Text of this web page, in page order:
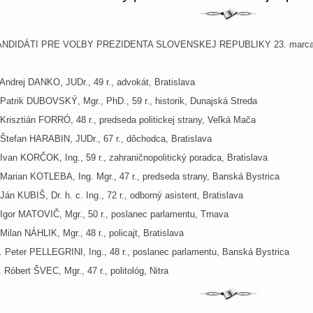
PRE VOĽBY PREZIDENTA SLOVENSKEJ REPUBLIKY 23.
DANKO, JUDr., 49 r., advokát, Bratislava
DUBOVSKÝ, Mgr., PhD., 59 r., historik, Dunajská Streda
FORRÓ, 48 r., predseda politickej strany, Veľká Mača
HARABIN, JUDr., 67 r., dôchodca, Bratislava
KORČOK, Ing., 59 r., zahraničnopolitický poradca, Bratislava
KOTLEBA, Ing. Mgr., 47 r., predseda strany, Banská Bystrica
KUBIŠ, Dr. h. c. Ing., 72 r., odborný asistent, Bratislava
MATOVIČ, Mgr., 50 r., poslanec parlamentu, Trnava
NÁHLIK, Mgr., 48 r., policajt, Bratislava
Peter PELLEGRINI, Ing., 48 r., poslanec parlamentu, Banská Bystrica
Róbert ŠVEC, Mgr., 47 r., politológ, Nitra